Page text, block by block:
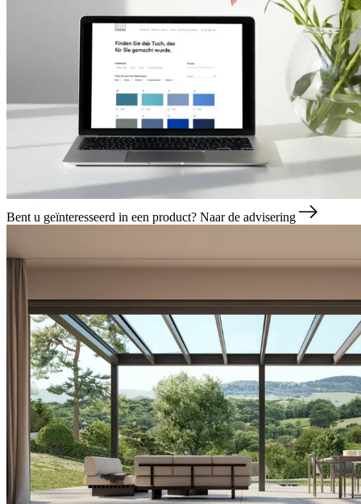
Bent u geïnteresseerd in een product? Naar de advisering